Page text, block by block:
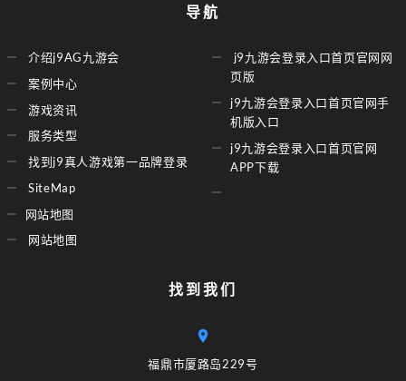
导航
介绍j9AG九游会
案例中心
游戏资讯
服务类型
找到j9真人游戏第一品牌登录
SiteMap
网站地图
网站地图
j9九游会登录入口首页官网网
页版
j9九游会登录入口首页官网手
机版入口
j9九游会登录入口首页官网
APP下载
找到我们
福鼎市厦路岛229号